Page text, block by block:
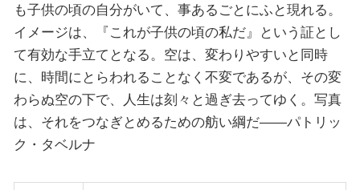
も子供の頃の自分がいて、事あるごとにふと現れる。
イメージは、『これが子供の頃の私だ』という証とし
て有効な手立てとなる。空は、変わりやすいと同時
に、時間にとらわれることなく不変であるが、その変
わらぬ空の下で、人生は刻々と過ぎ去ってゆく。写真
は、それをつなぎとめるための舫い綱だ――パトリッ
ク・タベルナ